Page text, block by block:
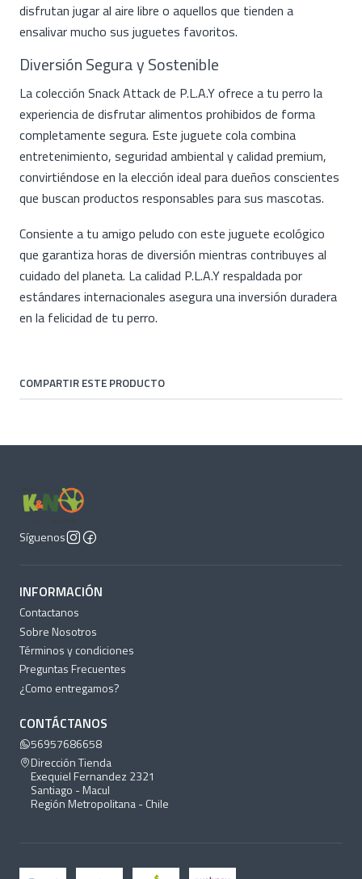
disfrutan jugar al aire libre o aquellos que tienden a
ensalivar mucho sus juguetes favoritos.
Diversión Segura y Sostenible
La colección Snack Attack de P.L.A.Y ofrece a tu perro la
experiencia de disfrutar alimentos prohibidos de forma
completamente segura. Este juguete cola combina
entretenimiento, seguridad ambiental y calidad premium,
convirtiéndose en la elección ideal para dueños conscientes
que buscan productos responsables para sus mascotas.
Consiente a tu amigo peludo con este juguete ecológico
que garantiza horas de diversión mientras contribuyes al
cuidado del planeta. La calidad P.L.A.Y respaldada por
estándares internacionales asegura una inversión duradera
en la felicidad de tu perro.
COMPARTIR ESTE PRODUCTO
Síguenos
INFORMACIÓN
Contactanos
Sobre Nosotros
Términos y condiciones
Preguntas Frecuentes
¿Como entregamos?
CONTÁCTANOS
56957686658
Dirección Tienda
Exequiel Fernandez 2321
Santiago - Macul
Región Metropolitana - Chile